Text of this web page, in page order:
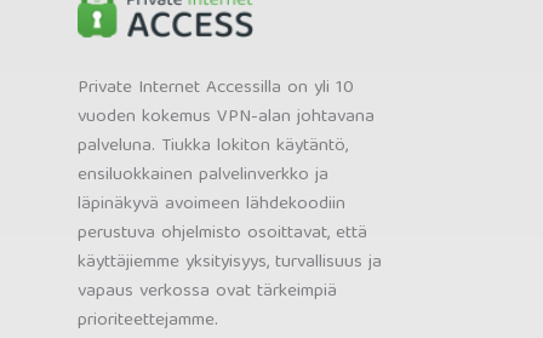
Private Internet Accessilla on yli 10
vuoden kokemus VPN-alan johtavana
palveluna. Tiukka lokiton käytäntö,
ensiluokkainen palvelinverkko ja
läpinäkyvä avoimeen lähdekoodiin
perustuva ohjelmisto osoittavat, että
käyttäjiemme yksityisyys, turvallisuus ja
vapaus verkossa ovat tärkeimpiä
prioriteettejamme.